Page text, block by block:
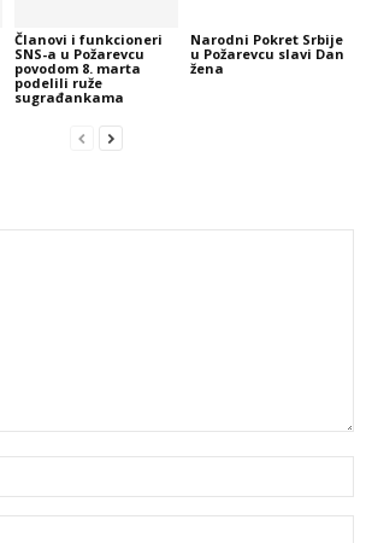
Članovi i funkcioneri
SNS-a u Požarevcu
povodom 8. marta
podelili ruže
sugrađankama
Narodni Pokret Srbije
u Požarevcu slavi Dan
žena